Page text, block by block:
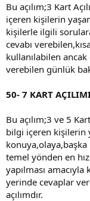
Bu açılım;3 Kart
içeren kişilerin
kişilerle ilgili
cevabı
kullanılabilen
verebilen günlük
50- 7 KART
Bu açılım;3 ve 5
bilgi içeren kişilerin
temel yönden en
yapılması
yerinde cevaplar
açılımdır.